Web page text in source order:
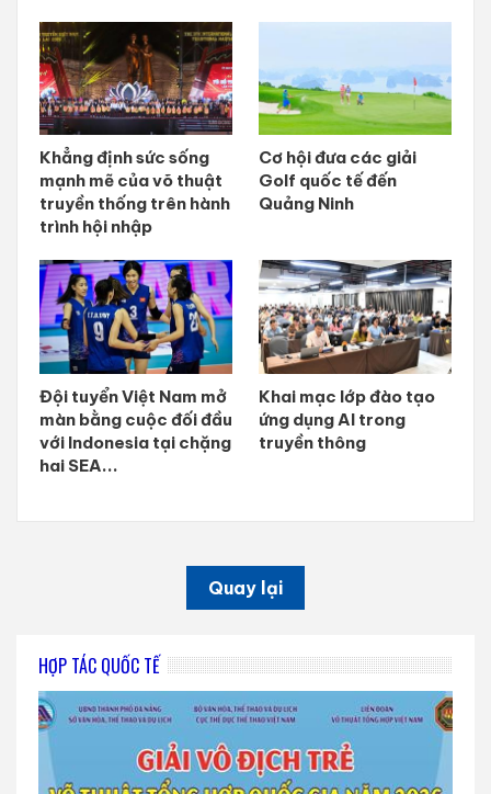
Khẳng định sức sống
mạnh mẽ của võ thuật
truyền thống trên hành
trình hội nhập
Cơ hội đưa các giải
Golf quốc tế đến
Quảng Ninh
Đội tuyển Việt Nam mở
màn bằng cuộc đối đầu
với Indonesia tại chặng
hai SEA...
Khai mạc lớp đào tạo
ứng dụng AI trong
truyền thông
Quay lại
HỢP TÁC QUỐC TẾ